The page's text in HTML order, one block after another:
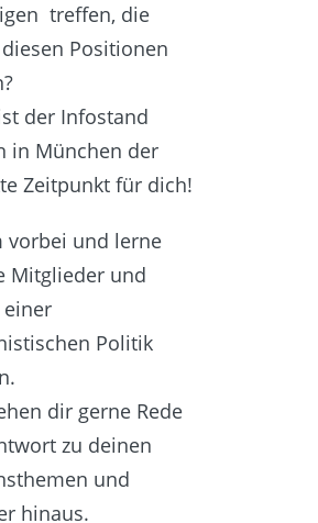
treffen, die
Positionen
der Infostand
in München der
Zeitpunkt für dich!
vorbei und lerne
Mitglieder und
Politik
dir gerne Rede
zu deinen
und
hinaus.